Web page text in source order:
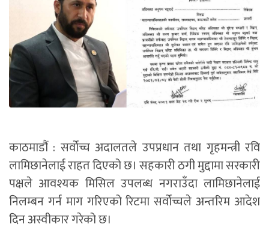
काठमाडौं : सर्वोच्च अदालतले उपप्रधान तथा गृहमन्त्री रवि
लामिछानेलाई राहत दिएको छ। सहकारी ठगी मुद्दामा सरकारी
पक्षले आवश्यक मिसिल उपलब्ध नगराउँदा लामिछानेलाई
निलम्बन गर्न माग गरिएको रिटमा सर्वोच्चले अन्तरिम आदेश
दिन अस्वीकार गरेको छ।